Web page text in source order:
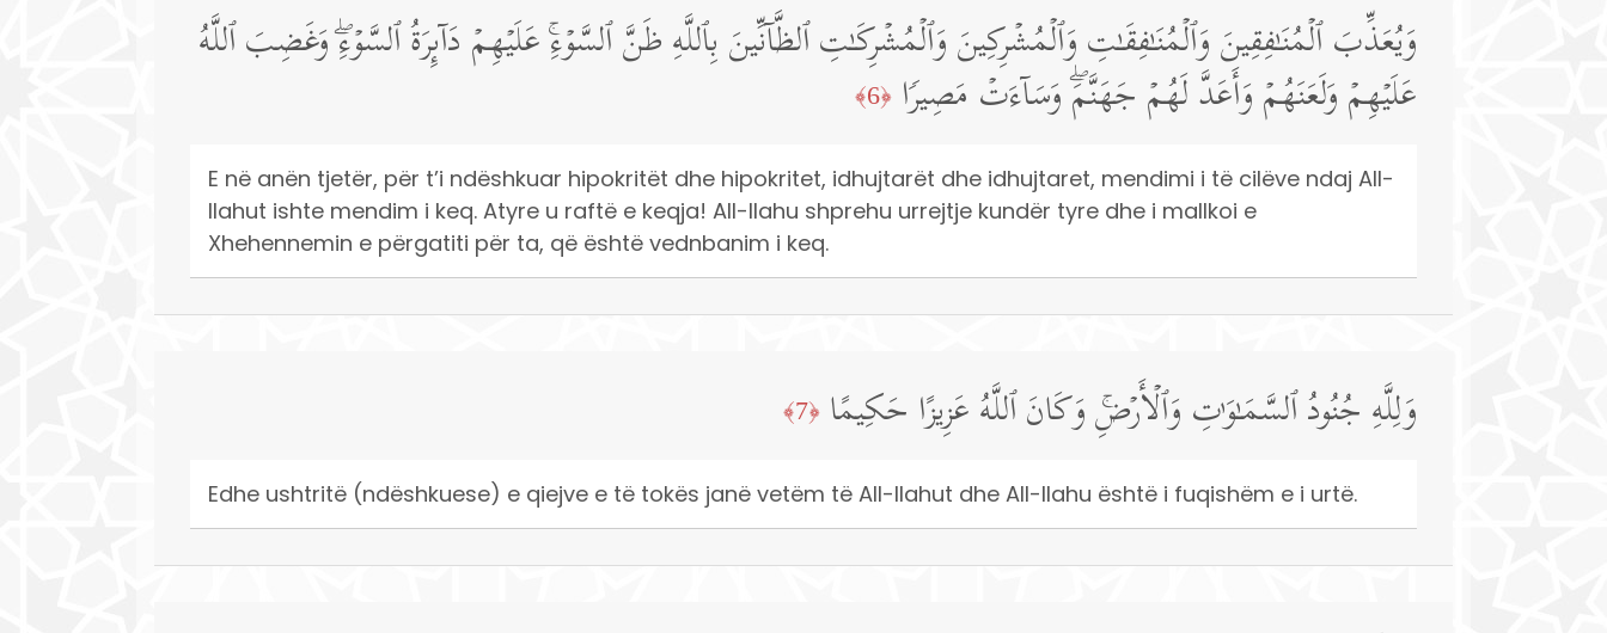
وَیُعَذِّبَ ٱلۡمُنَـٰفِقِینَ وَٱلۡمُنَـٰفِقَـٰتِ وَٱلۡمُشۡرِكِینَ وَٱلۡمُشۡرِكَـٰتِ ٱلظَّاۤنِّینَ بِٱللَّهِ ظَنَّ ٱلسَّوۡءِۚ عَلَیۡهِمۡ دَاۤىِٕرَةُ ٱلسَّوۡءِۖ وَغَضِبَ ٱللَّهُ
عَلَیۡهِمۡ وَلَعَنَهُمۡ وَأَعَدَّ لَهُمۡ جَهَنَّمَۖ وَسَاۤءَتۡ مَصِیرࣰا ﴿6﴾
E në anën tjetër, për t’i ndëshkuar hipokritët dhe hipokritet, idhujtarët dhe idhujtaret, mendimi i të cilëve ndaj All-
llahut ishte mendim i keq. Atyre u raftë e keqja! All-llahu shprehu urrejtje kundër tyre dhe i mallkoi e
Xhehennemin e përgatiti për ta, që është vednbanim i keq.
وَلِلَّهِ جُنُودُ ٱلسَّمَـٰوَ ٰ⁠تِ وَٱلۡأَرۡضِۚ وَكَانَ ٱللَّهُ عَزِیزًا حَكِیمًا ﴿7﴾
Edhe ushtritë (ndëshkuese) e qiejve e të tokës janë vetëm të All-llahut dhe All-llahu është i fuqishëm e i urtë.